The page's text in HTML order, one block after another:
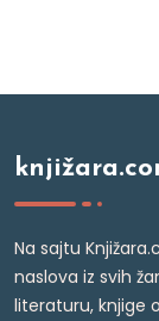
Na sajtu
naslova iz svih
literaturu, knjige